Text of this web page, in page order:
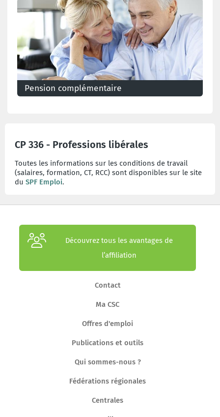
Pension complémentaire
Certains travailleurs se constituent un complément
CP 336 - Professions libérales
Toutes les informations sur les conditions de travail
(salaires, formation, CT, RCC) sont disponibles sur le site
du SPF Emploi.
Découvrez tous les avantages de
l’affiliation
Contact
Ma CSC
Offres d'emploi
Publications et outils
Qui sommes-nous ?
Fédérations régionales
Centrales